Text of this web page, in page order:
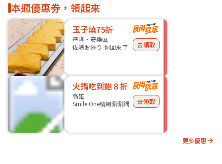
本週優惠券，領起來
玉子燒75折
基隆・安樂區
佐藤お帰り-你回來了
去領取
火鍋吃到飽８折
高雄
Smile One精緻涮涮鍋
去領取
更多優惠